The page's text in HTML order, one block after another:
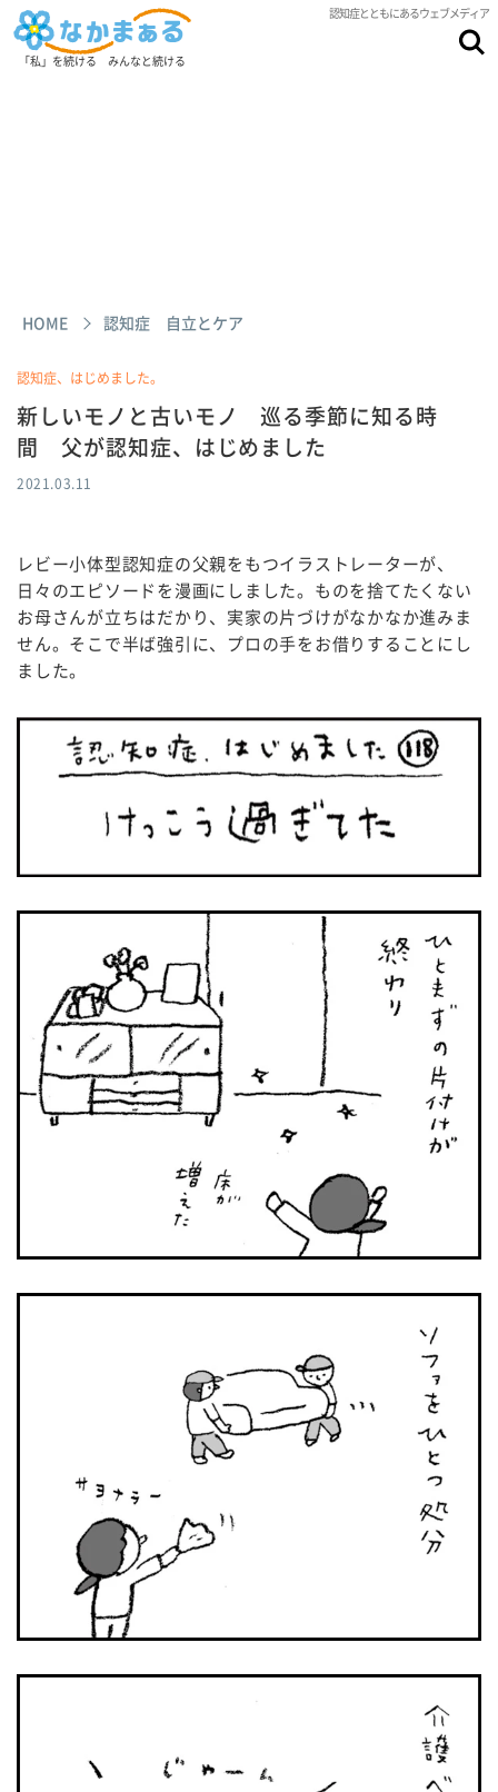
認知症とともにあるウェブメディア
「私」を続ける みんなと続ける
HOME 認知症 自立とケア
認知症、はじめました。
新しいモノと古いモノ 巡る季節に知る時
間 父が認知症、はじめました
2021.03.11
レビー小体型認知症の父親をもつイラストレーターが、
日々のエピソードを漫画にしました。ものを捨てたくない
お母さんが立ちはだかり、実家の片づけがなかなか進みま
せん。そこで半ば強引に、プロの手をお借りすることにし
ました。